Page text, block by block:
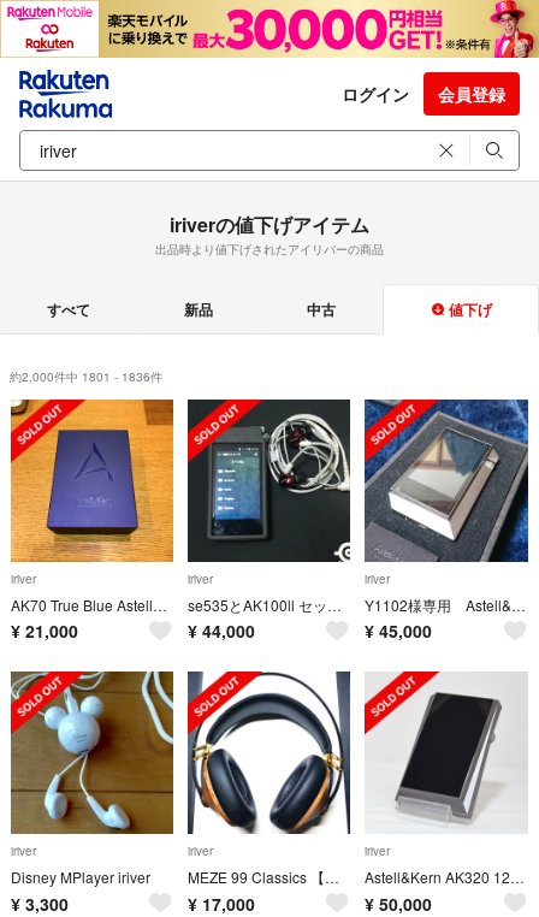
ログイン 会員登録
iriverの値下げアイテム
出品時より値下げされたアイリバーの商品
すべて 新品 中古 値下げ
約2,000件中 1801 - 1836件
iriver
AK70 True Blue Astell&Kern
¥ 21,000
iriver
se535とAK100ll セット(月末価格！)
¥ 44,000
iriver
Y1102様専用 Astell&Kern ak240
¥ 45,000
iriver
Disney MPlayer iriver
¥ 3,300
iriver
MEZE 99 Classics 【美品・送料無料】
¥ 17,000
iriver
Astell&Kern AK320 128GB ガンメタル
¥ 50,000